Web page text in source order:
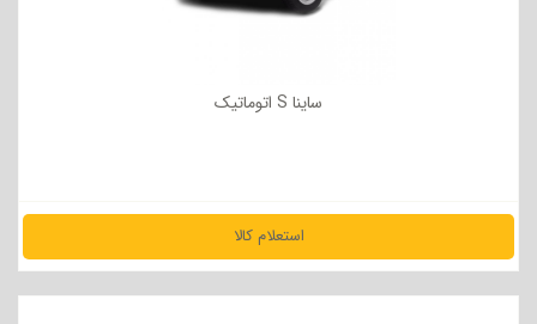
ساینا S اتوماتیک
استعلام کالا
مشاهده جزئیات